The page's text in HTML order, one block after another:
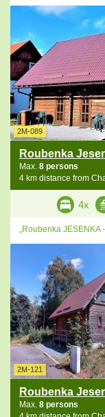
2M-089
Roubenka
Max. 8 persons
4 km distance from
4x
„Roubenka JESENKA
2M-121
Roubenka
Max. 8 persons